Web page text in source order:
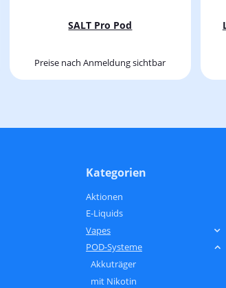
SALT Pro Pod
Preise nach Anmeldung sichtbar
Kategorien
Aktionen
E-Liquids
Vapes
POD-Systeme
Akkuträger
mit Nikotin